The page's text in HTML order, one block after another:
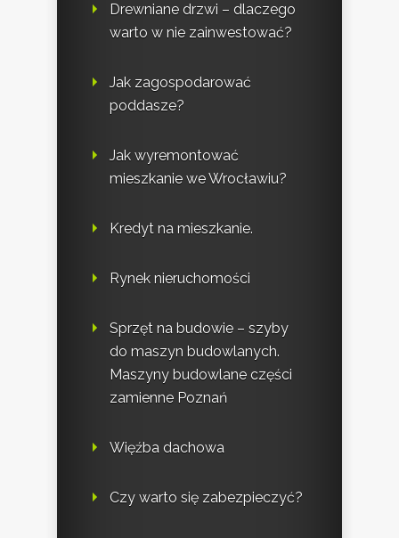
Drewniane drzwi – dlaczego
warto w nie zainwestować?
Jak zagospodarować
poddasze?
Jak wyremontować
mieszkanie we Wrocławiu?
Kredyt na mieszkanie.
Rynek nieruchomości
Sprzęt na budowie – szyby
do maszyn budowlanych.
Maszyny budowlane części
zamienne Poznań
Więźba dachowa
Czy warto się zabezpieczyć?